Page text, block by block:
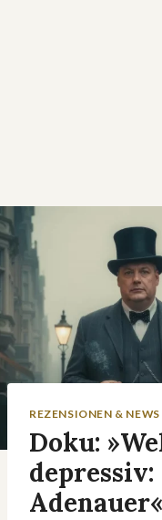
REZENSIONEN & NEWS
Doku:
depressiv:
Adenauer«